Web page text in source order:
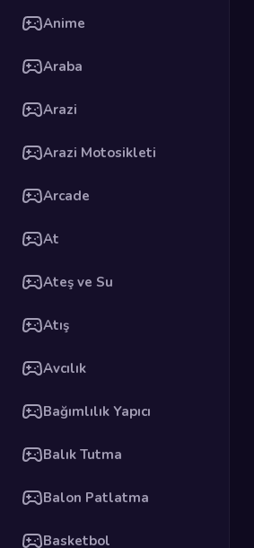
Anime
Araba
Arazi
Arazi Motosikleti
Arcade
At
Ateş ve Su
Atış
Avcılık
Bağımlılık Yapıcı
Balık Tutma
Balon Patlatma
Basketbol